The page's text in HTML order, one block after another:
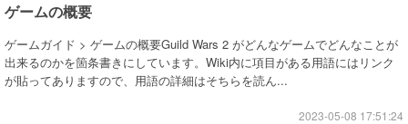
ゲームの概要
ゲームガイド > ゲームの概要Guild Wars 2 がどんなゲームでどんなことが
出来るのかを箇条書きにしています。Wiki内に項目がある用語にはリンク
が貼ってありますので、用語の詳細はそちらを読ん...
2023-05-08 17:51:24